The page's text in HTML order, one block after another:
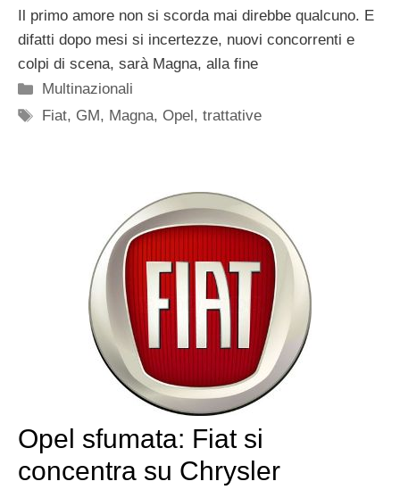
Il primo amore non si scorda mai direbbe qualcuno. E
difatti dopo mesi si incertezze, nuovi concorrenti e
colpi di scena, sarà Magna, alla fine
Categorie
Multinazionali
Tag
Fiat, GM, Magna,Opel ,trattative
Opel sfumata: Fiat si
concentra su Chrysler